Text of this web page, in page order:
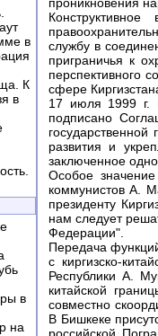
в
К
в
в
на
службу в
приграничья к
перспективного
сфере
17 июля 1999 г.
подписано
развития и
заключенное
Особое
коммунистов А.
президенту
нам следует
Федерации".
Передача
с киргизско-
Республики А.
китайской
совместно
В Бишкеке